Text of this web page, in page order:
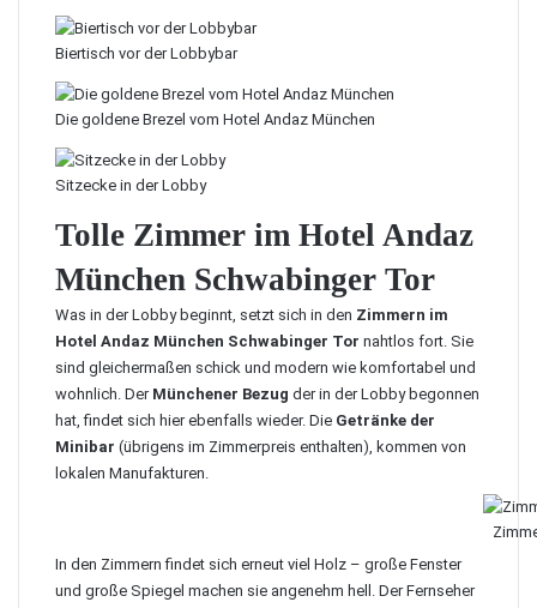
Biertisch vor der Lobbybar
Die goldene Brezel vom Hotel Andaz München
Sitzecke in der Lobby
Tolle Zimmer im Hotel Andaz
München Schwabinger Tor
Was in der Lobby beginnt, setzt sich in den Zimmern im
Hotel Andaz München Schwabinger Tor nahtlos fort. Sie
sind gleichermaßen schick und modern wie komfortabel und
wohnlich. Der Münchener Bezug der in der Lobby begonnen
hat, findet sich hier ebenfalls wieder. Die Getränke der
Minibar (übrigens im Zimmerpreis enthalten), kommen von
lokalen Manufakturen.
In den Zimmern findet sich erneut viel Holz – große Fenster
und große Spiegel machen sie angenehm hell. Der Fernseher